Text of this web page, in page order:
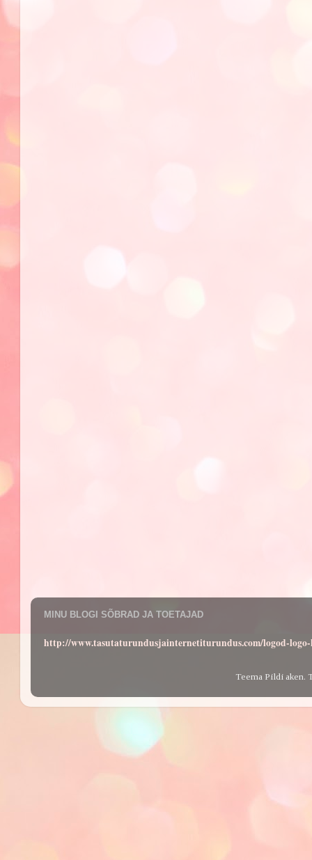
MINU BLOGI SÕBRAD JA TOETAJAD
http://www.tasutaturundusjainternetiturundus.com/logod-
Teema Pildi aken.